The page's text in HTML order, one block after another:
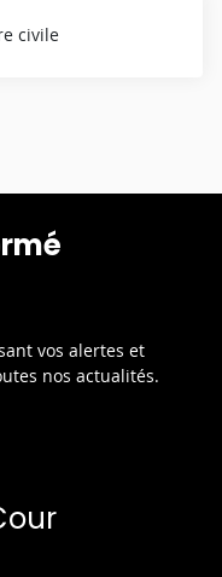
civile
vos alertes et
nos actualités.